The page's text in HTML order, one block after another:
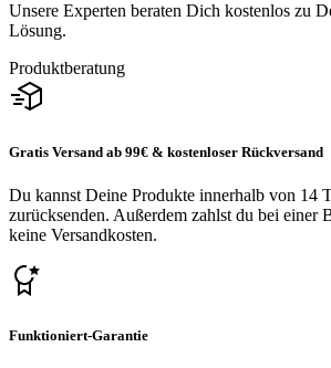
Unsere Experten beraten Dich kostenlos zu
Lösung.
Produktberatung
Gratis Versand ab 99€ & kostenloser Rückversand
Du kannst Deine Produkte innerhalb von 14
zurücksenden. Außerdem zahlst du bei einer
keine Versandkosten.
Funktioniert-Garantie